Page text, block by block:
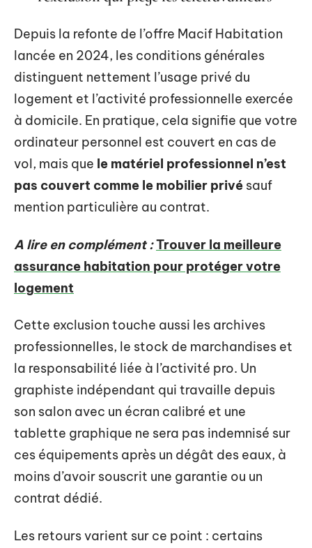
Depuis la refonte de l’offre Macif Habitation
lancée en 2024, les conditions générales
distinguent nettement l’usage privé du
logement et l’activité professionnelle exercée
à domicile. En pratique, cela signifie que votre
ordinateur personnel est couvert en cas de
vol, mais que le matériel professionnel n’est
pas couvert comme le mobilier privé sauf
mention particulière au contrat.
A lire en complément :Trouver la meilleure
assurance habitation pour protéger votre
logement
Cette exclusion touche aussi les archives
professionnelles, le stock de marchandises et
la responsabilité liée à l’activité pro. Un
graphiste indépendant qui travaille depuis
son salon avec un écran calibré et une
tablette graphique ne sera pas indemnisé sur
ces équipements après un dégât des eaux, à
moins d’avoir souscrit une garantie ou un
contrat dédié.
Les retours varient sur ce point : certains